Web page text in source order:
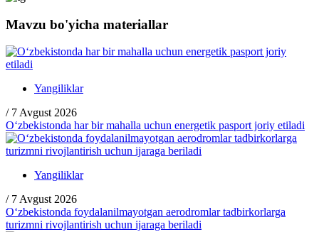
Mavzu bo'yicha materiallar
Yangiliklar
/ 7 Avgust 2026
O‘zbekistonda har bir mahalla uchun energetik pasport joriy etiladi
Yangiliklar
/ 7 Avgust 2026
O‘zbekistonda foydalanilmayotgan aerodromlar tadbirkorlarga
turizmni rivojlantirish uchun ijaraga beriladi